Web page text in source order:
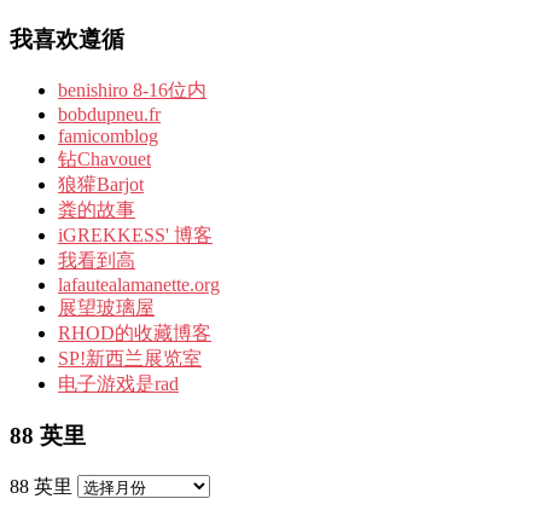
我喜欢遵循
benishiro 8-16位内
bobdupneu.fr
famicomblog
钻Chavouet
狼獾Barjot
粪的故事
iGREKKESS' 博客
我看到高
lafautealamanette.org
展望玻璃屋
RHOD的收藏博客
SP!新西兰展览室
电子游戏是rad
88 英里
88 英里